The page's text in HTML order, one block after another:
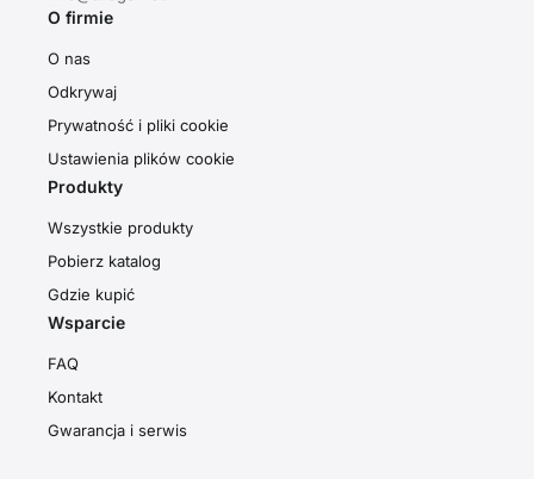
O firmie
O nas
Odkrywaj
Prywatność i pliki cookie
Ustawienia plików cookie
Produkty
Wszystkie produkty
Pobierz katalog
Gdzie kupić
Wsparcie
FAQ
Kontakt
Gwarancja i serwis